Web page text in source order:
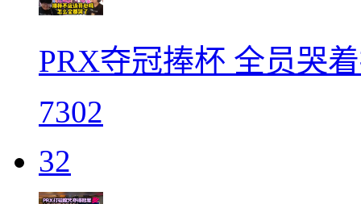
PRX夺冠捧杯 全员哭
7302
32